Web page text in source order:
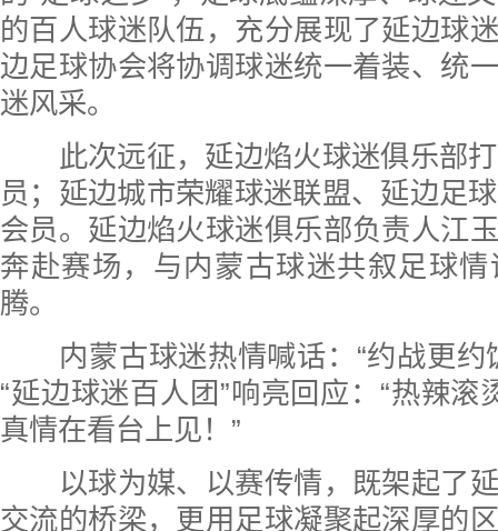
的百人球迷队伍，充分展现了延边球
边足球协会将协调球迷统一着装、统
迷风采。
此次远征，延边焰火球迷俱乐部打
员；延边城市荣耀球迷联盟、延边足
会员。延边焰火球迷俱乐部负责人江
奔赴赛场，与内蒙古球迷共叙足球
腾。
内蒙古球迷热情喊话：“约战更约
“延边球迷百人团”响亮回应：“热辣滚
真情在看台上见！”
以球为媒、以赛传情，既架起了延
交流的桥梁，更用足球凝聚起深厚的